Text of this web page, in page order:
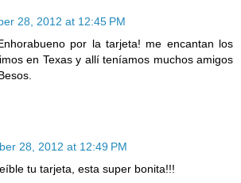
28, 2012 at 12:45 PM
por la tarjeta! me encantan los
en Texas y allí teníamos muchos amigos
28, 2012 at 12:49 PM
tu tarjeta, esta super bonita!!!